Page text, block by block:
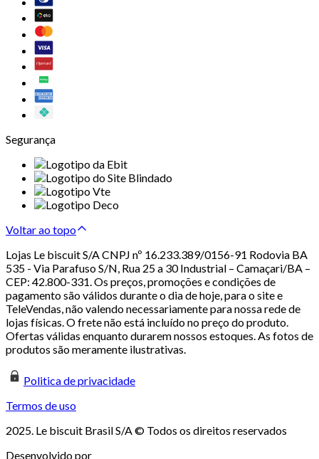
Segurança
Voltar ao topo
Lojas Le biscuit S/A CNPJ nº 16.233.389/0156-91 Rodovia BA
535 - Via Parafuso S/N, Rua 25 a 30 Industrial – Camaçari/BA –
CEP: 42.800-331. Os preços, promoções e condições de
pagamento são válidos durante o dia de hoje, para o site e
TeleVendas, não valendo necessariamente para nossa rede de
lojas físicas. O frete não está incluído no preço do produto.
Ofertas válidas enquanto durarem nossos estoques. As fotos de
produtos são meramente ilustrativas.
Politica de privacidade
Termos de uso
2025. Le biscuit Brasil S/A © Todos os direitos reservados
Desenvolvido por